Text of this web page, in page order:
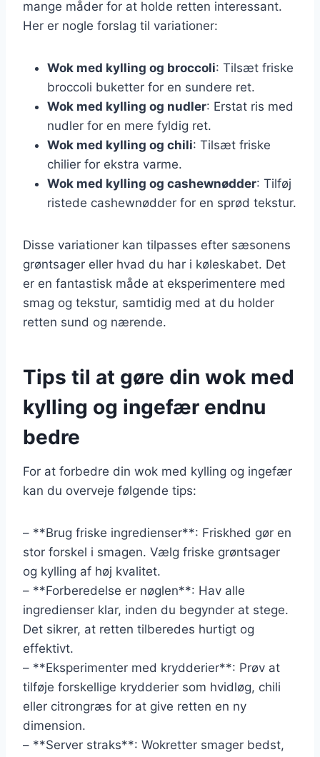
mange måder for at holde retten interessant.
Her er nogle forslag til variationer:
Wok med kylling og broccoli: Tilsæt friske
broccoli buketter for en sundere ret.
Wok med kylling og nudler: Erstat ris med
nudler for en mere fyldig ret.
Wok med kylling og chili: Tilsæt friske
chilier for ekstra varme.
Wok med kylling og cashewnødder: Tilføj
ristede cashewnødder for en sprød tekstur.
Disse variationer kan tilpasses efter sæsonens
grøntsager eller hvad du har i køleskabet. Det
er en fantastisk måde at eksperimentere med
smag og tekstur, samtidig med at du holder
retten sund og nærende.
Tips til at gøre din wok med
kylling og ingefær endnu
bedre
For at forbedre din wok med kylling og ingefær
kan du overveje følgende tips:
– **Brug friske ingredienser**: Friskhed gør en
stor forskel i smagen. Vælg friske grøntsager
og kylling af høj kvalitet.
– **Forberedelse er nøglen**: Hav alle
ingredienser klar, inden du begynder at stege.
Det sikrer, at retten tilberedes hurtigt og
effektivt.
– **Eksperimenter med krydderier**: Prøv at
tilføje forskellige krydderier som hvidløg, chili
eller citrongræs for at give retten en ny
dimension.
– **Server straks**: Wokretter smager bedst,